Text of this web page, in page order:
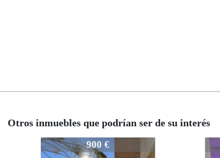
Otros inmuebles que podrían ser de su interés
3171
600 € 3171